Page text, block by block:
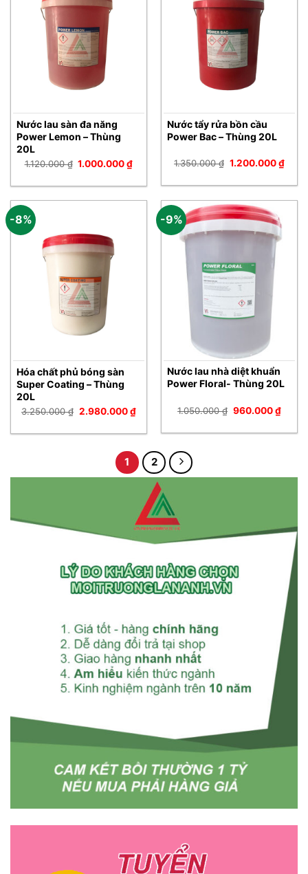
Nước lau sàn đa năng
Power Lemon – Thùng
20L
1.120.000₫ Giá
1.120.000 ₫.
1.000.000₫Giá
là:
1.000.000 ₫.
Nước tẩy rửa bồn cầu
Power Bac – Thùng 20L
1.350.000₫ Giá
1.350.000 ₫.
1.200.000₫Giá
hiện
là:
-8%
Hóa chất phủ bóng sàn
Super Coating – Thùng
20L
3.250.000₫ Giá
3.250.000 ₫.
2.980.000₫Giá
hiện
là:
-9%
Nước lau nhà diệt khuẩn
Power Floral- Thùng 20L
1.050.000₫ Giá
1.050.000 ₫.
960.000₫Giá
hiện
là:
1 2